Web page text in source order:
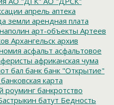
апрель аптека
земли арендная плата
арт-объекты Артеев
Архангельск архив
асфальт асфальтовое
африканская чума
бал банк банк "Открытие"
банковская карта
роуминг банкротство
батут Бедность